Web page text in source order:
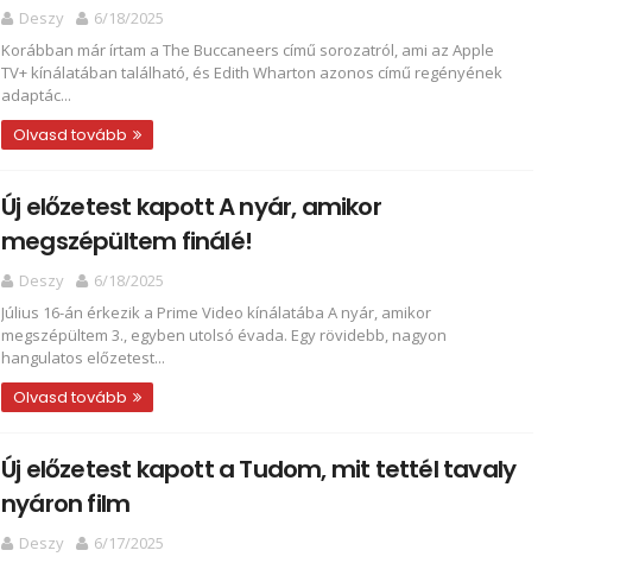
Deszy
6/18/2025
Korábban már írtam a The Buccaneers című sorozatról, ami az Apple
TV+ kínálatában található, és Edith Wharton azonos című regényének
adaptác...
Olvasd tovább
Új előzetest kapott A nyár, amikor
megszépültem finálé!
Deszy
6/18/2025
Július 16-án érkezik a Prime Video kínálatába A nyár, amikor
megszépültem 3., egyben utolsó évada. Egy rövidebb, nagyon
hangulatos előzetest...
Olvasd tovább
Új előzetest kapott a Tudom, mit tettél tavaly
nyáron film
Deszy
6/17/2025